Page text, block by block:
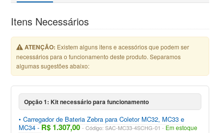
Itens Necessários
ATENÇÃO: Existem alguns itens e acessórios que podem ser
necessários para o funcionamento deste produto. Separamos
algumas sugestões abaixo:
Opção 1: Kit necessário para funcionamento
Carregador de Bateria Zebra para Coletor MC32, MC33 e
MC34
R$ 1.307,00 Código: SAC-MC33-4SCHG-01 Em estoque